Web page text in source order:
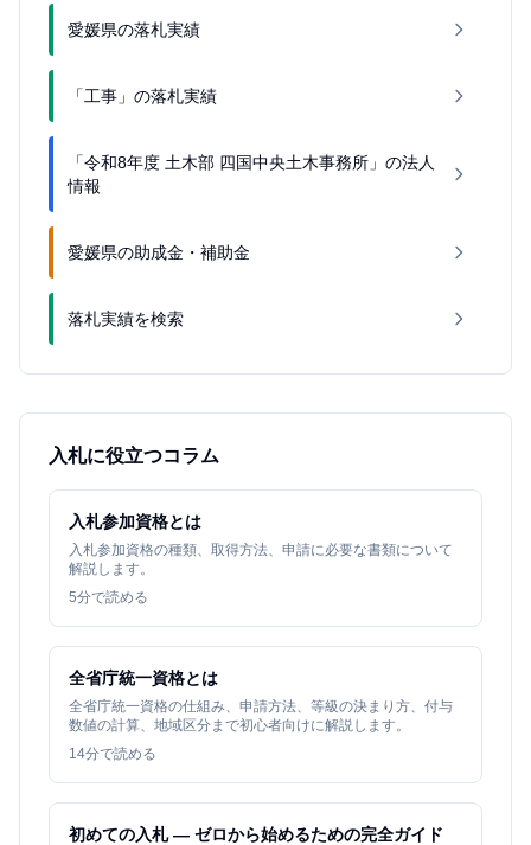
愛媛県の落札実績
「工事」の落札実績
「令和8年度 土木部 四国中央土木事務所」の法人
情報
愛媛県の助成金・補助金
落札実績を検索
入札に役立つコラム
入札参加資格とは
入札参加資格の種類、取得方法、申請に必要な書類について
解説します。
5分で読める
全省庁統一資格とは
全省庁統一資格の仕組み、申請方法、等級の決まり方、付与
数値の計算、地域区分まで初心者向けに解説します。
14分で読める
初めての入札 — ゼロから始めるための完全ガイド